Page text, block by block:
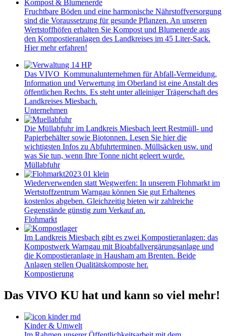
Kompost & Blumenerde
Fruchtbare Böden und eine harmonische Nährstoffversorgung
sind die Voraussetzung für gesunde Pflanzen. An unseren
Wertstoffhöfen erhalten Sie Kompost und Blumenerde aus
den Kompostieranlagen des Landkreises im 45 Liter-Sack.
Hier mehr erfahren!
Das VIVO Kommunalunternehmen für Abfall-Vermeidung,
Information und Verwertung im Oberland ist eine Anstalt des
öffentlichen Rechts. Es steht unter alleiniger Trägerschaft des
Landkreises Miesbach.
Unternehmen
Die Müllabfuhr im Landkreis Miesbach leert Restmüll- und
Papierbehälter sowie Biotonnen. Lesen Sie hier die
wichtigsten Infos zu Abfuhrterminen, Müllsäcken usw. und
was Sie tun, wenn Ihre Tonne nicht geleert wurde.
Müllabfuhr
Wiederverwenden statt Wegwerfen: In unserem Flohmarkt im
Wertstoffzentrum Warngau können Sie gut Erhaltenes
kostenlos abgeben. Gleichzeitig bieten wir zahlreiche
Gegenstände günstig zum Verkauf an.
Flohmarkt
Im Landkreis Miesbach gibt es zwei Kompostieranlagen: das
Kompostwerk Warngau mit Bioabfallvergärungsanlage und
die Kompostieranlage in Hausham am Brenten. Beide
Anlagen stellen Qualitätskomposte her.
Kompostierung
Das VIVO KU hat und kann so viel mehr!
Kinder & Umwelt